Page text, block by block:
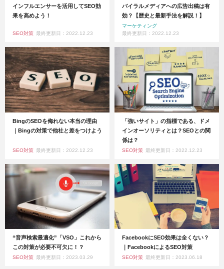
インフルエンサーを活用してSEO効
果を高めよう！
SEO対策 最終更新日：2022.12.23
バイラルメディアへの広告出稿は有
効？【歴史と最新手法を解説！】
マーケティング
最終更新日：2022.12.23
BingのSEOを侮れない本当の理由
｜Bingの対策で他社と差をつけよう
SEO対策 最終更新日：2022.12.23
「強いサイト」の指標である、ドメ
インオーソリティとは？SEOとの関
係は？
SEO対策 最終更新日：2022.12.23
“音声検索最適化”「VSO」これから
この対策が必要不可欠に！？
SEO対策 最終更新日：2023.03.29
FacebookにSEO効果は全くない？
｜FacebookによるSEO対策
SEO対策 最終更新日：2023.06.18